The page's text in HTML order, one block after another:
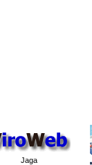
Jaga